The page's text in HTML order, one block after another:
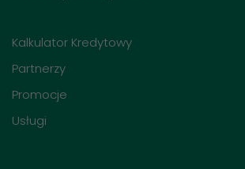
Kalkulator Kredytowy
Partnerzy
Promocje
Usługi